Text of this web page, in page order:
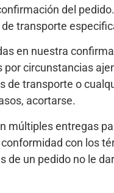
del
transporte
en nuestra
circunstancias
transporte o
acortarse.
múltiples entregas
con los
un pedido no le